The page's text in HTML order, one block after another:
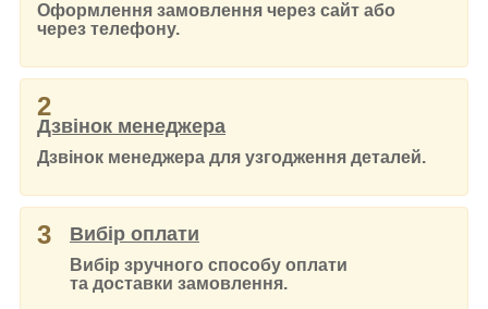
Оформлення замовлення через сайт або
через телефону.
2
Дзвінок менеджера
Дзвінок менеджера для узгодження деталей.
3 Вибір оплати
Вибір зручного способу оплати
та доставки замовлення.